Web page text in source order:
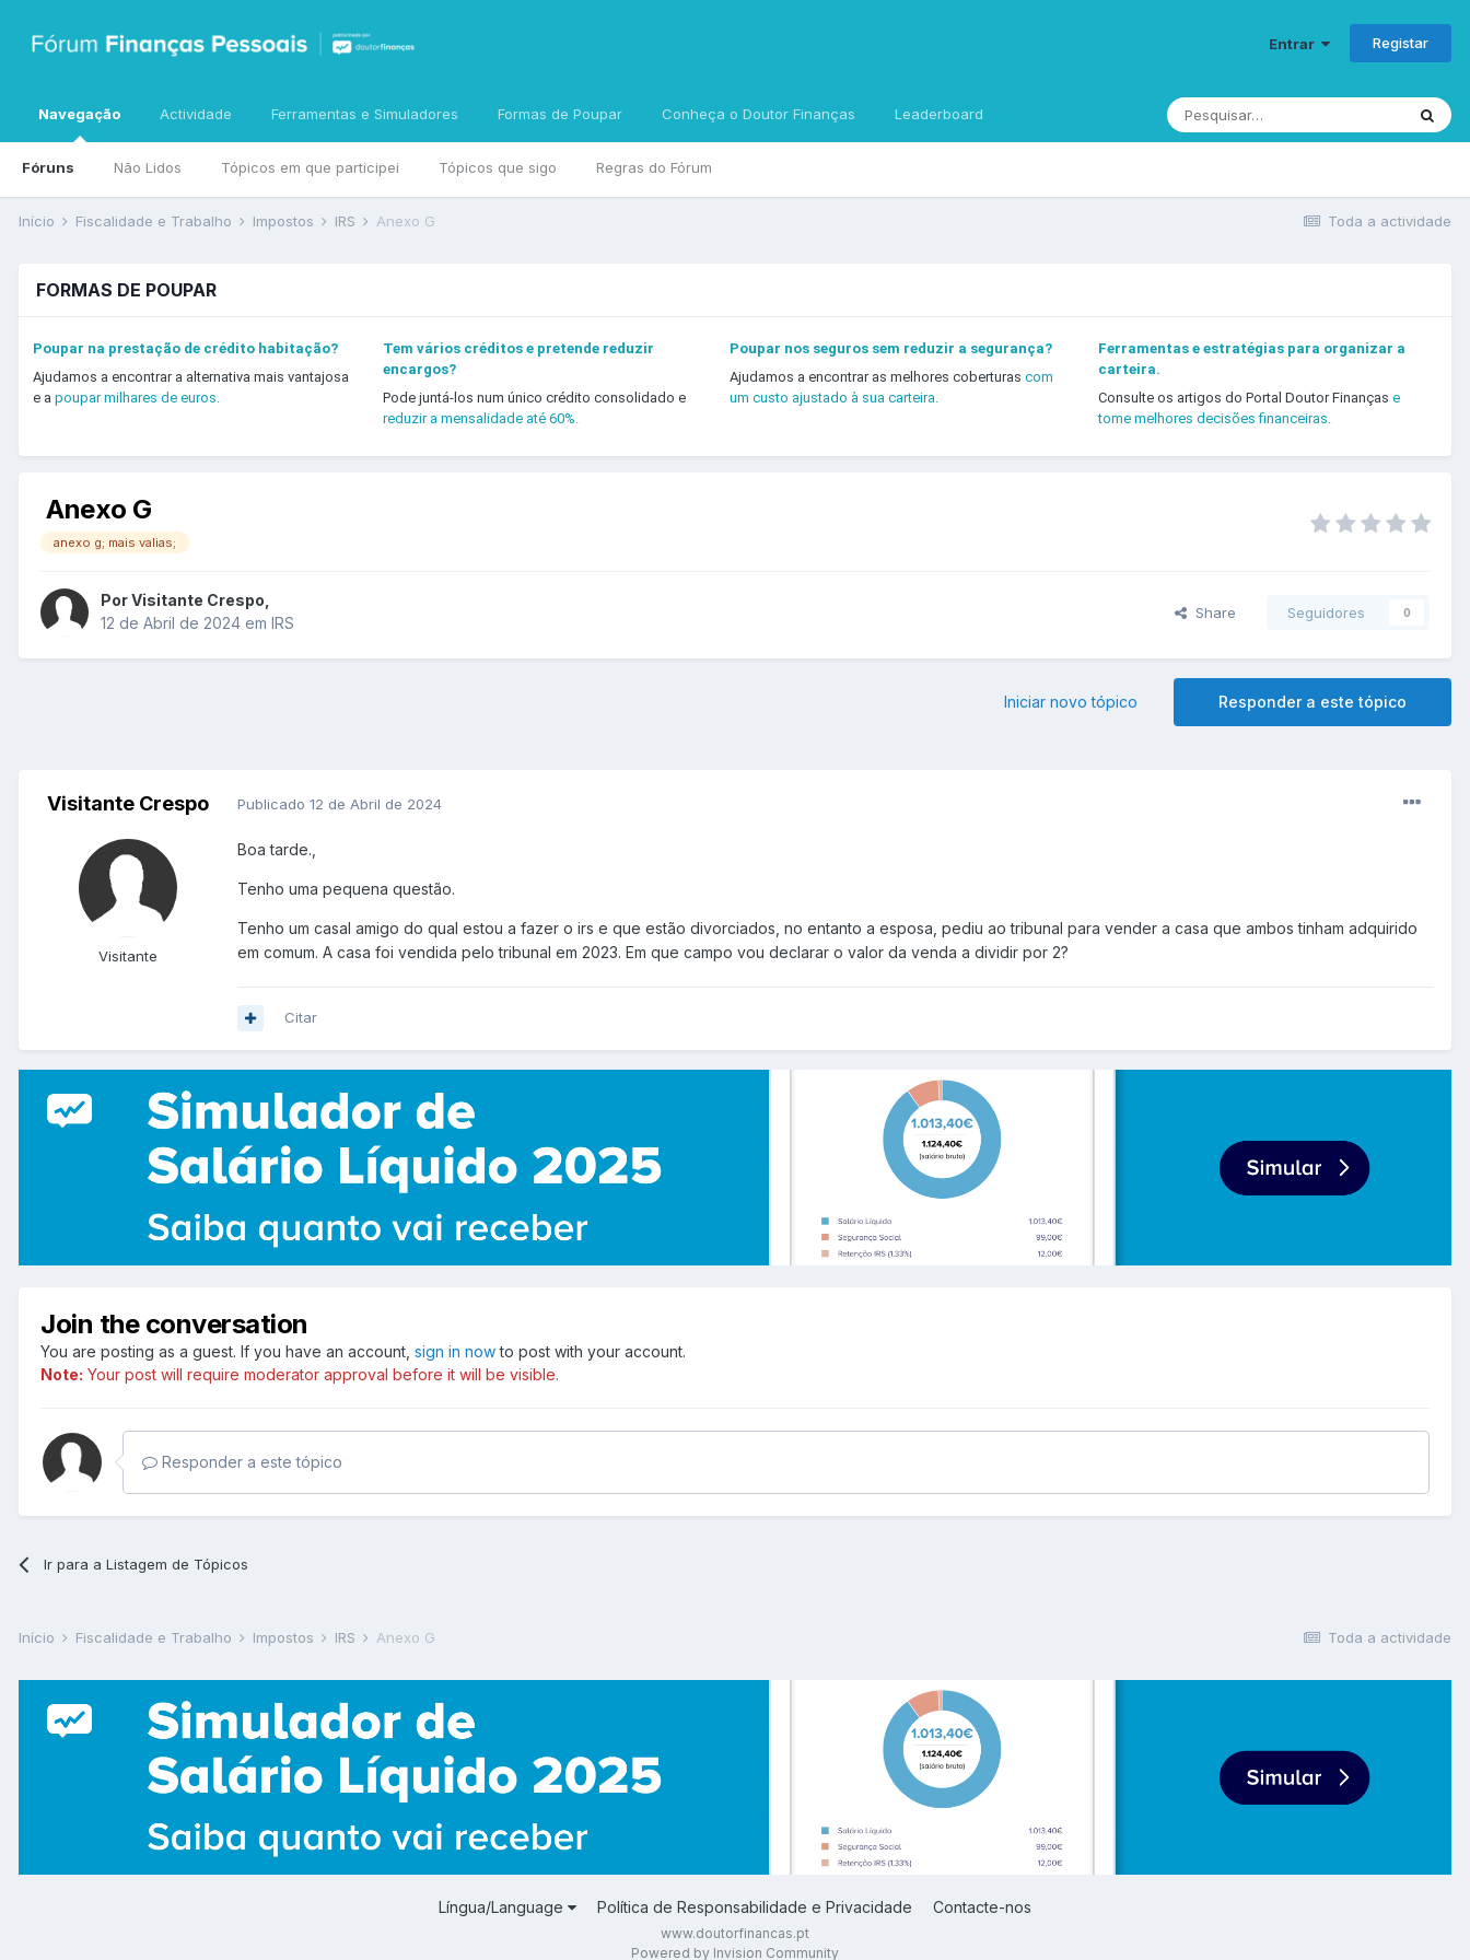
Entrar Registar
Navegação
Fóruns Não Lidos Tópicos em que participei Tópicos que sigo Regras do Fórum
Actividade Ferramentas e Simuladores Formas de Poupar Conheça o Doutor Finanças Leaderboard
Toda a actividade
Início Fiscalidade e Trabalho Impostos IRS Anexo G
FORMAS DE POUPAR
Poupar na prestação de crédito habitação?
Ajudamos a encontrar a alternativa mais vantajosa
e a poupar milhares de euros.
Tem vários créditos e pretende reduzir
encargos?
Pode juntá-los num único crédito consolidado e
reduzir a mensalidade até 60%.
Poupar nos seguros sem reduzir a segurança?
Ajudamos a encontrar as melhores coberturascom
um custo ajustado à sua carteira.
Ferramentas e estratégias para organizar a
carteira.
Consulte os artigos do Portal Doutor Finanças e
tome melhores decisões financeiras.
Anexo G
anexo g; mais valias;
PorVisitante Crespo
12 de Abril de 2024 em IRS
Share Seguidores 0
Responder a este tópico
Iniciar novo tópico
Visitante Crespo
Visitante
Publicado 12 de Abril de 2024
Boa tarde.,
Tenho uma pequena questão.
Tenho um casal amigo do qual estou a fazer o irs e que estão divorciados, no entanto a esposa, pediu ao tribunal para vender a casa que ambos tinham adquirido
em comum. A casa foi vendida pelo tribunal em 2023. Em que campo vou declarar o valor da venda a dividir por 2?
Citar
Join the conversation
You are posting as a guest. If you have an account, sign in nowto post with your account.
Note: Your post will require moderator approval before it will be visible.
Responder a este tópico
Ir para a Listagem de Tópicos
Toda a actividade
Início Fiscalidade e Trabalho Impostos IRS Anexo G
Língua/Language Política de Responsabilidade e Privacidade Contacte-nos
www.doutorfinancas.pt
Powered by Invision Community